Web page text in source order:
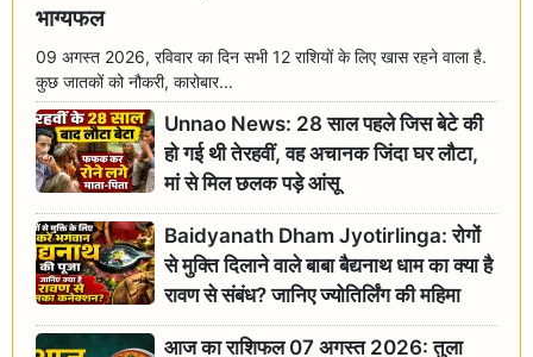
भाग्यफल
09 अगस्त 2026, रविवार का दिन सभी 12 राशियों के लिए खास रहने वाला है.
कुछ जातकों को नौकरी, कारोबार...
Unnao News: 28 साल पहले जिस बेटे की
हो गई थी तेरहवीं, वह अचानक जिंदा घर लौटा,
मां से मिल छलक पड़े आंसू
Baidyanath Dham Jyotirlinga: रोगों
से मुक्ति दिलाने वाले बाबा बैद्यनाथ धाम का क्या है
रावण से संबंध? जानिए ज्योतिर्लिंग की महिमा
आज का राशिफल 07 अगस्त 2026: तुला